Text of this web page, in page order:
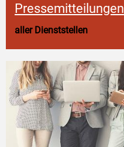
Pressemitteilungen
aller Dienststellen